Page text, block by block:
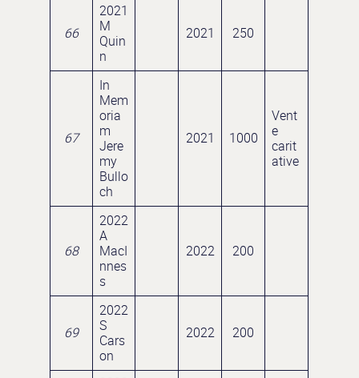
66
2021
M
Quin
n
2021 250
67
In
Mem
oria
m
Jere
my
Bullo
ch
2021 1000
Vent
e
carit
ative
68
2022
A
MacI
nnes
s
2022 200
69
2022
S
Cars
on
2022 200